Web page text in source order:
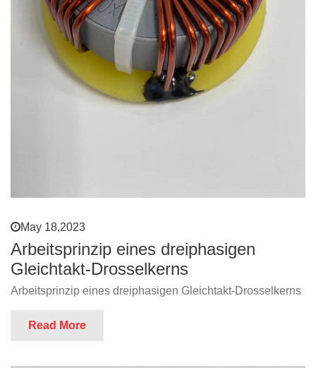
May 18,2023
Arbeitsprinzip eines dreiphasigen
Gleichtakt-Drosselkerns
Arbeitsprinzip eines dreiphasigen Gleichtakt-Drosselkerns
Read More